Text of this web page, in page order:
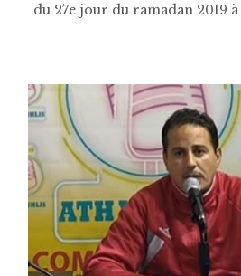
du 27e jour du ramadan 2019